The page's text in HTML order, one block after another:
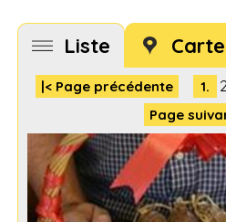
Liste Carte
|< Page précédente 1.
Page